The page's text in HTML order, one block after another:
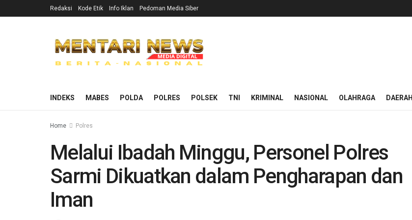
Redaksi Kode Etik Info Iklan Pedoman Media Siber
INDEKS MABES POLDA POLRES POLSEK TNI KRIMINAL NASIONAL OLAHRAGA DAERAH
Home Polres
Melalui Ibadah Minggu, Personel Polres
Sarmi Dikuatkan dalam Pengharapan dan
Iman